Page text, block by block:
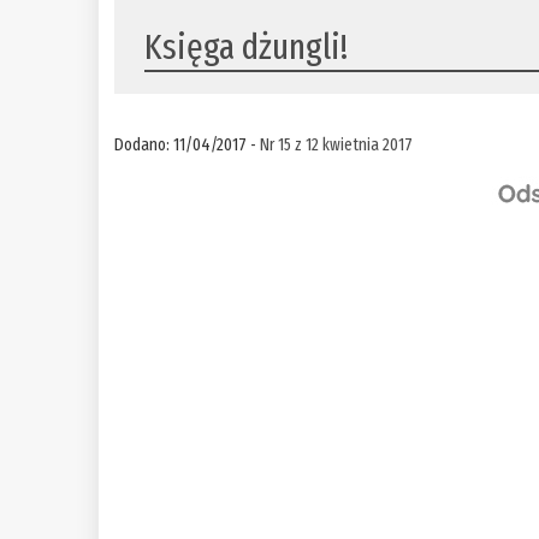
Księga dżungli!
Dodano: 11/04/2017 -Nr 15 z 12 kwietnia 2017